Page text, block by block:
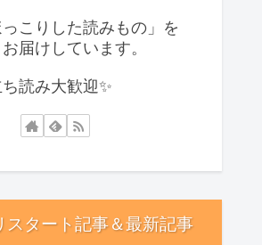
こりした読みもの」を
届けしています。
読み大歓迎✨️
スタート記事＆最新記事